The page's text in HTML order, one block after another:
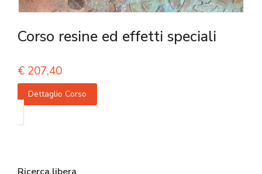
Corso resine ed effetti speciali
€ 207,40
Dettaglio Corso